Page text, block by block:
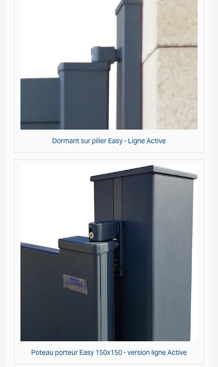
Dormant sur pilier Easy - Ligne Active
Poteau porteur Easy 150x150 - version ligne Active